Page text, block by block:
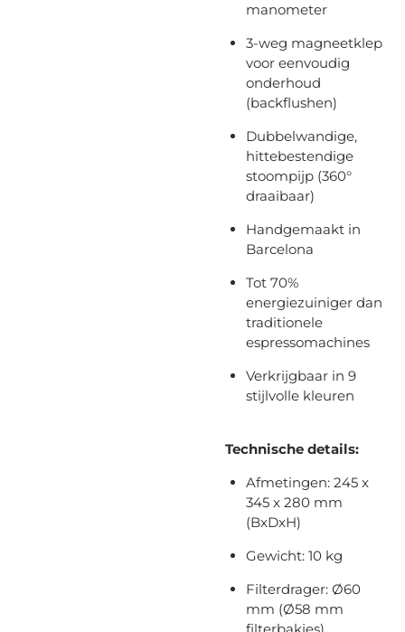
manometer
3-weg magneetklep
voor eenvoudig
onderhoud
(backflushen)
Dubbelwandige,
hittebestendige
stoompijp (360°
draaibaar)
Handgemaakt in
Barcelona
Tot 70%
energiezuiniger dan
traditionele
espressomachines
Verkrijgbaar in 9
stijlvolle kleuren
Technische details:
Afmetingen: 245 x
345 x 280 mm
(BxDxH)
Gewicht: 10 kg
Filterdrager: Ø60
mm (Ø58 mm